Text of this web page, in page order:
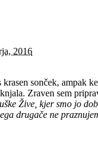
2016
sonček, ampak
Zraven sem
Žive, kjer smo jo
drugače ne